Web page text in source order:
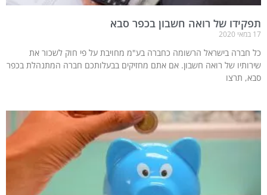
תפקידו של רואה חשבון בכפר סבא
17 במאי 2020
כל חברה בישראל הרשומה כחברה בע"מ מחויבת על פי חוק לשכור את
שירותיו של רואה חשבון. אם אתם מחזיקים בבעלותכם חברה המתנהלת בכפר
סבא, תרצו